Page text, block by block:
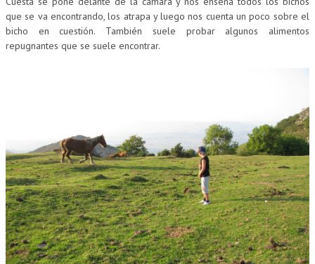
que se va encontrando, los atrapa y luego nos cuenta un poco sobre el
bicho en cuestión. También suele probar algunos alimentos
repugnantes que se suele encontrar.